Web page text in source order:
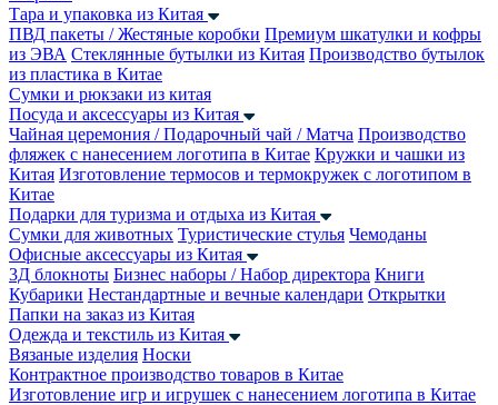
Тара и упаковка из Китая
ПВД пакеты / Жестяные коробки Премиум шкатулки и кофры
из ЭВА Стеклянные бутылки из Китая Производство бутылок
из пластика в Китае
Сумки и рюкзаки из китая
Посуда и аксессуары из Китая
Чайная церемония / Подарочный чай / Матча Производство
фляжек с нанесением логотипа в Китае Кружки и чашки из
Китая Изготовление термосов и термокружек с логотипом в
Китае
Подарки для туризма и отдыха из Китая
Сумки для животных Туристические стулья Чемоданы
Офисные аксессуары из Китая
3Д блокноты Бизнес наборы / Набор директора Книги
Кубарики Нестандартные и вечные календари Открытки
Папки на заказ из Китая
Одежда и текстиль из Китая
Вязаные изделия Носки
Контрактное производство товаров в Китае
Изготовление игр и игрушек с нанесением логотипа в Китае